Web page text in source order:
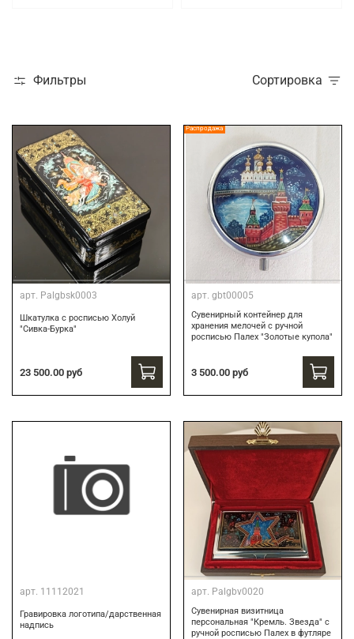
Фильтры Сортировка
арт. Palgbsk0003
Шкатулка с росписью Холуй
"Сивка-Бурка"
23 500.00 руб
Распродажа
арт. gbt00005
Сувенирный контейнер для
хранения мелочей с ручной
росписью Палех "Золотые купола"
3 500.00 руб
арт. 11112021
Гравировка логотипа/дарственная
надпись
арт. Palgbv0020
Сувенирная визитница
персональная "Кремль. Звезда" с
ручной росписью Палех в футляре